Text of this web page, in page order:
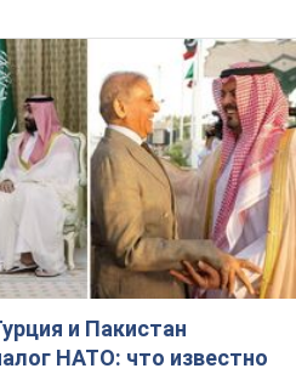
и Пакистан
НАТО: что известно